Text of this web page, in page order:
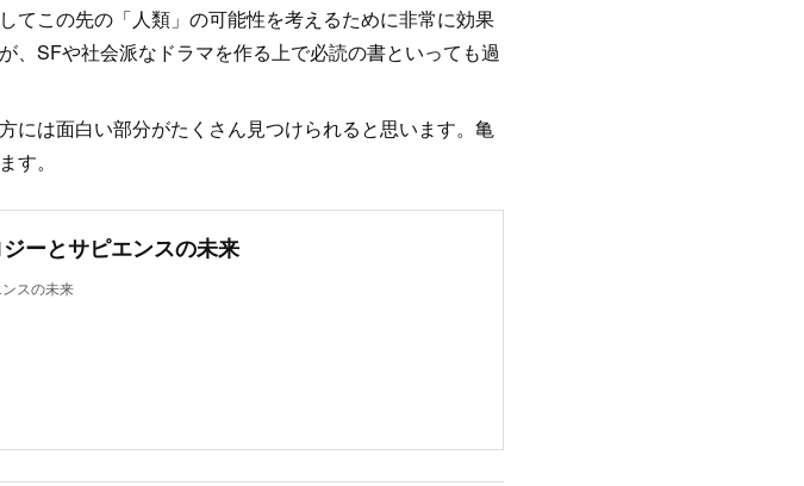
てこの先の「人類」の可能性を考えるために非常に効果
、SFや社会派なドラマを作る上で必読の書といっても過
には面白い部分がたくさん見つけられると思います。亀
す。
ーとサピエンスの未来
スの未来